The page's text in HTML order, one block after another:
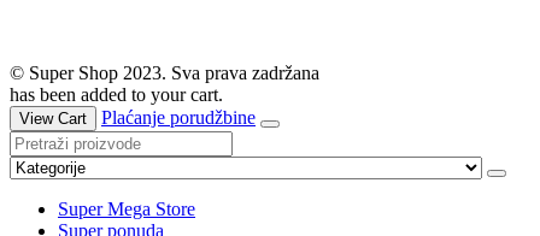
© Super Shop 2023. Sva prava zadržana
has been added to your cart.
View Cart Plaćanje porudžbine
Super Mega Store
Super ponuda